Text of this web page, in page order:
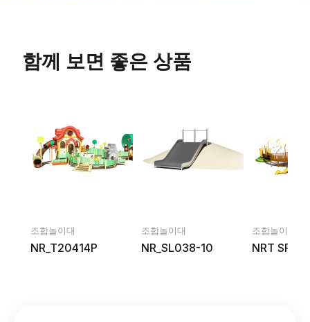
함께 보면 좋은 상품
조합놀이대
NR_T20414P
조합놀이대
NR_SL038-10
조합놀이대
NRT